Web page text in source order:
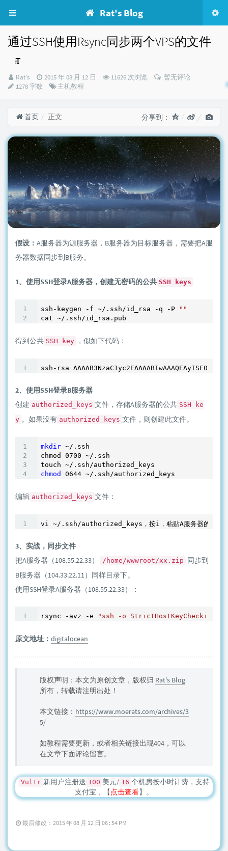
Rat's Blog
通过SSH使用Rsync同步两个VPS的文件
博
主：
Rat's
发
布
2015 年 08 月 12 日 11626 次浏览
暂无评论
1278 字数
分
主机教程
首页 正文 分享到：
假设： A服务器为源服务器，B服务器为目标服务器，需要把A服
务器数据同步到B服务。
1、使用SSH登录A服务器，创建无密码的公共 SSH keys
ssh-keygen -f ~/.ssh/id_rsa -q -P
""
cat ~/.ssh/i
得到公共 SSH key ，似如下代码：
2、使用SSH登录B服务器
创建 authorized_keys 文件，存储A服务器的公共 SSH ke
y 。如果没有 authorized_keys 文件，则创建此文件。
mkdir ~/.ssh
chmod 0700 ~/ .ssh
touch ~/.ssh/authorized
chmod
0644 ~/.ssh/authorized
编辑 authorized_keys 文件：
vi ~/.ssh/authorized _keys，按i，粘贴A服务器的公
3、实战，同步文件
把A服务器（108.55.22.33）
/home/wwwroot/xx.zip 同步到
B服务器（104.33.22.11）同样目录下。
使用SSH登录A服务器（108.55.22.33）：
rsync -avz -e "ssh -o
原文地址： digitalocean
版权声明：本文为原创文章，版权归 Rat's Blog
所有，转载请注明出处！
本文链接： https://www.moerats.com/archives/3
5/
如教程需要更新，或者相关链接出现404，可以
在文章下面评论留言。
Vultr 新用户注册送 100 美元/ 16 个机房按小时计费，支持
支付宝，【 点击查看】。
最后修改：2015 年 08 月 12 日 06 : 54 PM